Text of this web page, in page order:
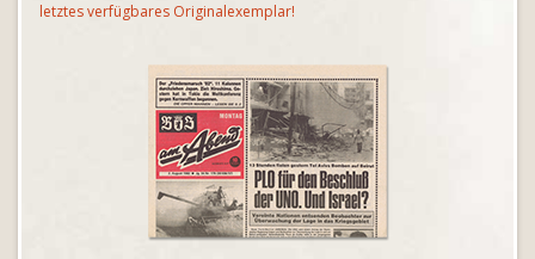
letztes verfügbares Originalexemplar!